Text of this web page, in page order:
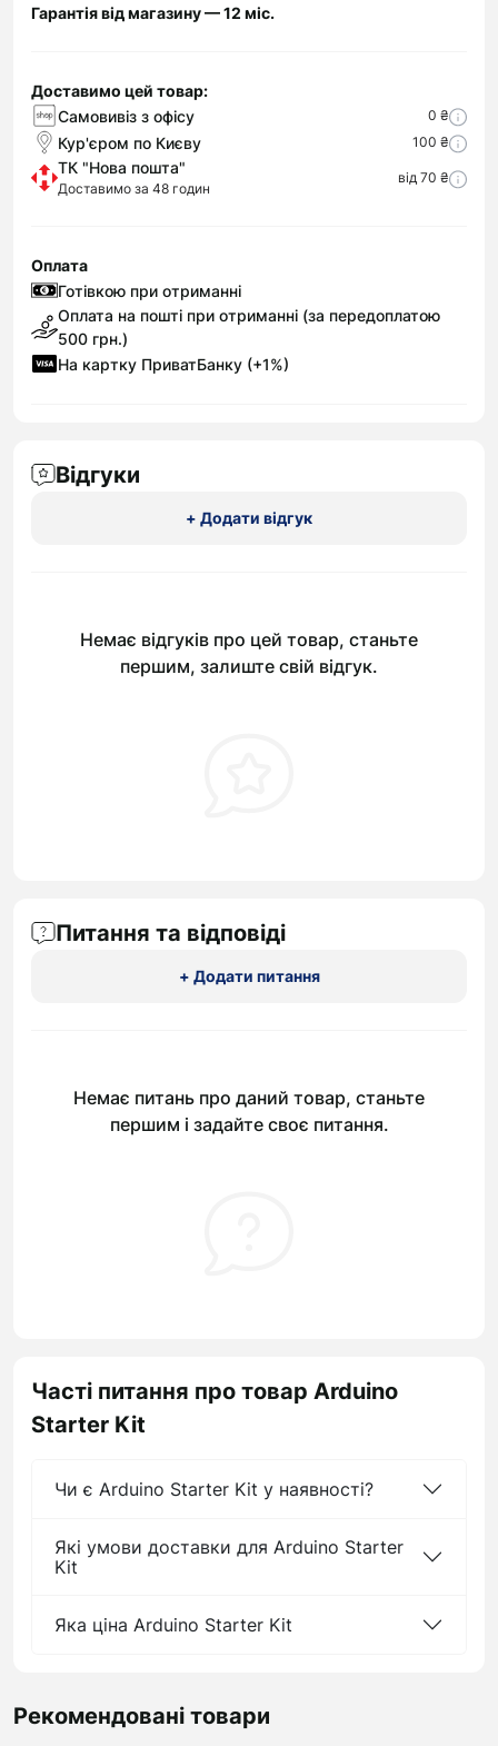
Гарантія від магазину — 12 міс.
Доставимо цей товар:
Самовивіз з офісу
0 ₴
Кур'єром по Києву 100 ₴
ТК "Нова пошта"
Доставимо за 48 годин
від 70 ₴
Оплата
Готівкою при отриманні
Оплата на пошті при отриманні (за передоплатою
500 грн.)
На картку ПриватБанку (+1%)
Відгуки
+ Додати відгук
Немає відгуків про цей товар, станьте
першим, залиште свій відгук.
Питання та відповіді
+ Додати питання
Немає питань про даний товар, станьте
першим і задайте своє питання.
Часті питання про товар Arduino
Starter Kit
Чи є Arduino Starter Kit у наявності?
Які умови доставки для Arduino Starter
Kit
Яка ціна Arduino Starter Kit
Рекомендовані товари